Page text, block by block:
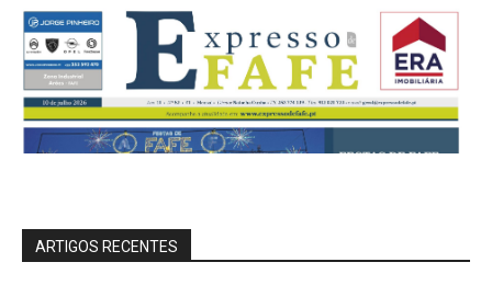
ARTIGOS RECENTES